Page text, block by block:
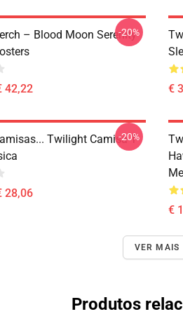
– Blood Moon Serenity
42,22
-20%
€
Twilight Camisa T-
28,06
-20%
€
VER MAIS
Produtos